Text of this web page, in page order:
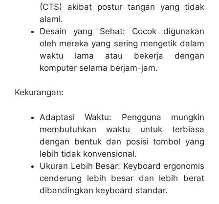
(CTS) akibat postur tangan yang tidak
alami.
Desain yang Sehat: Cocok digunakan
oleh mereka yang sering mengetik dalam
waktu lama atau bekerja dengan
komputer selama berjam-jam.
Kekurangan:
Adaptasi Waktu: Pengguna mungkin
membutuhkan waktu untuk terbiasa
dengan bentuk dan posisi tombol yang
lebih tidak konvensional.
Ukuran Lebih Besar: Keyboard ergonomis
cenderung lebih besar dan lebih berat
dibandingkan keyboard standar.